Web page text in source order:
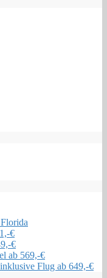
€
€
ab 569,-€
Flug ab 649,-€